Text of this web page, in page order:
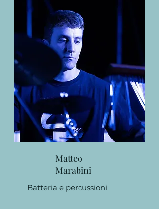
Matteo
Marabini
Batteria e percussioni